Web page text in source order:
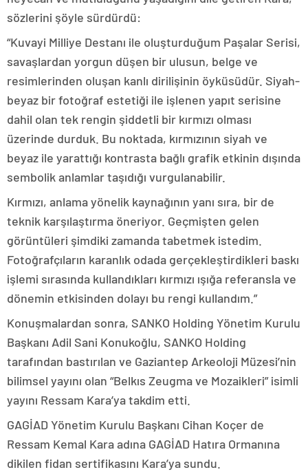
sözlerini şöyle sürdürdü:
“Kuvayi Milliye Destanı ile oluşturduğum Paşalar Serisi,
savaşlardan yorgun düşen bir ulusun, belge ve
resimlerinden oluşan kanlı dirilişinin öyküsüdür. Siyah-
beyaz bir fotoğraf estetiği ile işlenen yapıt serisine
dahil olan tek rengin şiddetli bir kırmızı olması
üzerinde durduk. Bu noktada, kırmızının siyah ve
beyaz ile yarattığı kontrasta bağlı grafik etkinin dışında
sembolik anlamlar taşıdığı vurgulanabilir.
Kırmızı, anlama yönelik kaynağının yanı sıra, bir de
teknik karşılaştırma öneriyor. Geçmişten gelen
görüntüleri şimdiki zamanda tabetmek istedim.
Fotoğrafçıların karanlık odada gerçekleştirdikleri baskı
işlemi sırasında kullandıkları kırmızı ışığa referansla ve
dönemin etkisinden dolayı bu rengi kullandım.”
Konuşmalardan sonra, SANKO Holding Yönetim Kurulu
Başkanı Adil Sani Konukoğlu, SANKO Holding
tarafından bastırılan ve Gaziantep Arkeoloji Müzesi’nin
bilimsel yayını olan “Belkıs Zeugma ve Mozaikleri” isimli
yayını Ressam Kara’ya takdim etti.
GAGİAD Yönetim Kurulu Başkanı Cihan Koçer de
Ressam Kemal Kara adına GAGİAD Hatıra Ormanına
dikilen fidan sertifikasını Kara’ya sundu.